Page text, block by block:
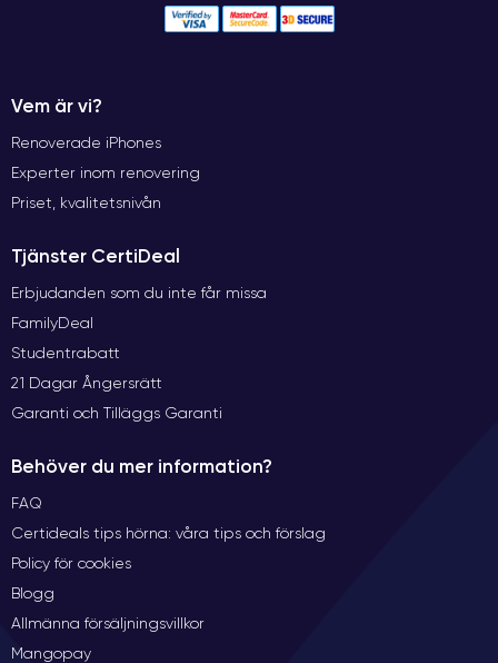
Vem är vi?
Renoverade iPhones
Experter inom renovering
Priset, kvalitetsnivån
Tjänster CertiDeal
Erbjudanden som du inte får missa
FamilyDeal
Studentrabatt
21 Dagar Ångersrätt
Garanti och Tilläggs Garanti
Behöver du mer information?
FAQ
Certideals tips hörna: våra tips och förslag
Policy för cookies
Blogg
Allmänna försäljningsvillkor
Mangopay